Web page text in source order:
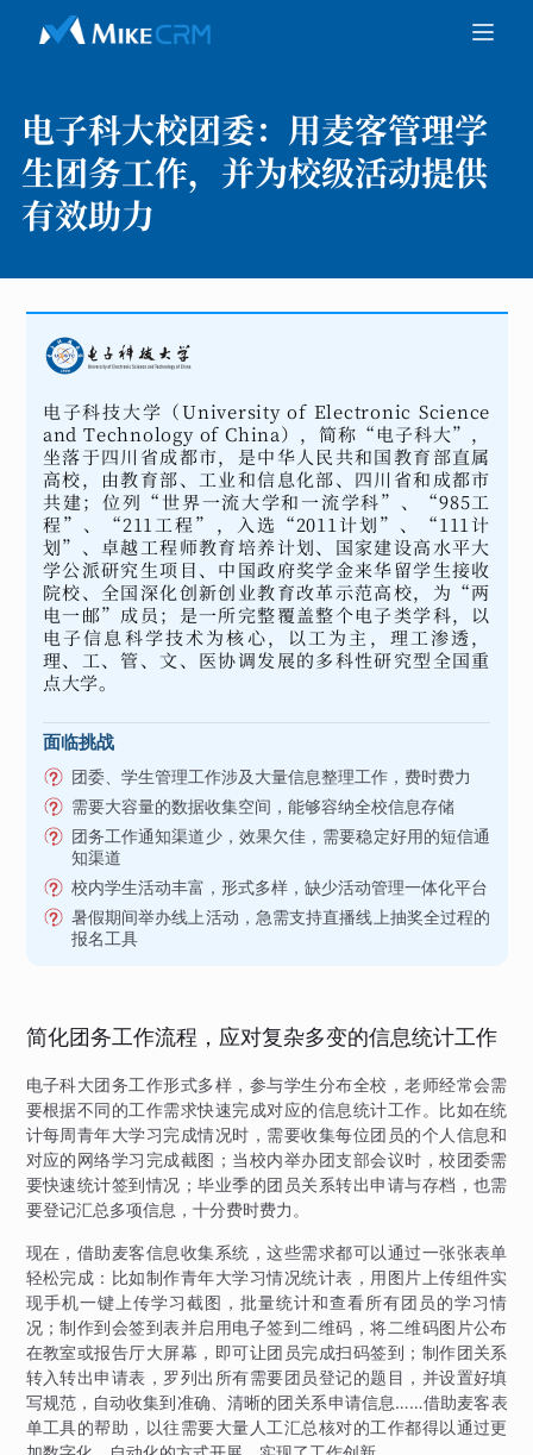
电子科大校团委： 用麦客管理学
生团务工作，并为校级活动提供
有效助力
电子科技大学（University of Electronic Science
and Technology of China），简称“电子科大”，
坐落于四川省成都市，是中华人民共和国教育部直属
高校，由教育部、工业和信息化部、四川省和成都市
共建；位列“世界一流大学和一流学科”、“985工
程”、“211工程”，入选“2011计划”、“111计
划”、卓越工程师教育培养计划、国家建设高水平大
学公派研究生项目、中国政府奖学金来华留学生接收
院校、全国深化创新创业教育改革示范高校，为“两
电一邮”成员；是一所完整覆盖整个电子类学科，以
电子信息科学技术为核心，以工为主，理工渗透，
理、工、管、文、医协调发展的多科性研究型全国重
点大学。
面临挑战
团委、学生管理工作涉及大量信息整理工作，费时费力
需要大容量的数据收集空间，能够容纳全校信息存储
团务工作通知渠道少，效果欠佳，需要稳定好用的短信通
知渠道
校内学生活动丰富，形式多样，缺少活动管理一体化平台
暑假期间举办线上活动，急需支持直播线上抽奖全过程的
报名工具
简化团务工作流程，应对复杂多变的信息统计工作
电子科大团务工作形式多样，参与学生分布全校，老师经常会需
要根据不同的工作需求快速完成对应的信息统计工作。比如在统
计每周青年大学习完成情况时，需要收集每位团员的个人信息和
对应的网络学习完成截图；当校内举办团支部会议时，校团委需
要快速统计签到情况；毕业季的团员关系转出申请与存档，也需
要登记汇总多项信息，十分费时费力。
现在，借助麦客信息收集系统，这些需求都可以通过一张张表单
轻松完成：比如制作青年大学习情况统计表，用图片上传组件实
现手机一键上传学习截图，批量统计和查看所有团员的学习情
况；制作到会签到表并启用电子签到二维码，将二维码图片公布
在教室或报告厅大屏幕，即可让团员完成扫码签到；制作团关系
转入转出申请表，罗列出所有需要团员登记的题目，并设置好填
写规范，自动收集到准确、清晰的团关系申请信息……借助麦客表
单工具的帮助，以往需要大量人工汇总核对的工作都得以通过更